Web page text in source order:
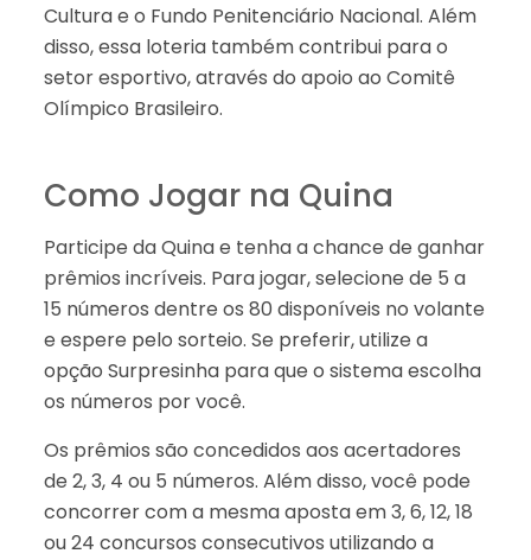
Cultura e o Fundo Penitenciário Nacional. Além
disso, essa loteria também contribui para o
setor esportivo, através do apoio ao Comitê
Olímpico Brasileiro.
Como Jogar na Quina
Participe da Quina e tenha a chance de ganhar
prêmios incríveis. Para jogar, selecione de 5 a
15 números dentre os 80 disponíveis no volante
e espere pelo sorteio. Se preferir, utilize a
opção Surpresinha para que o sistema escolha
os números por você.
Os prêmios são concedidos aos acertadores
de 2, 3, 4 ou 5 números. Além disso, você pode
concorrer com a mesma aposta em 3, 6, 12, 18
ou 24 concursos consecutivos utilizando a